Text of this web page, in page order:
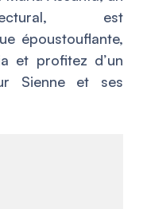
est
époustouflante,
et profitez d’un
Sienne et ses